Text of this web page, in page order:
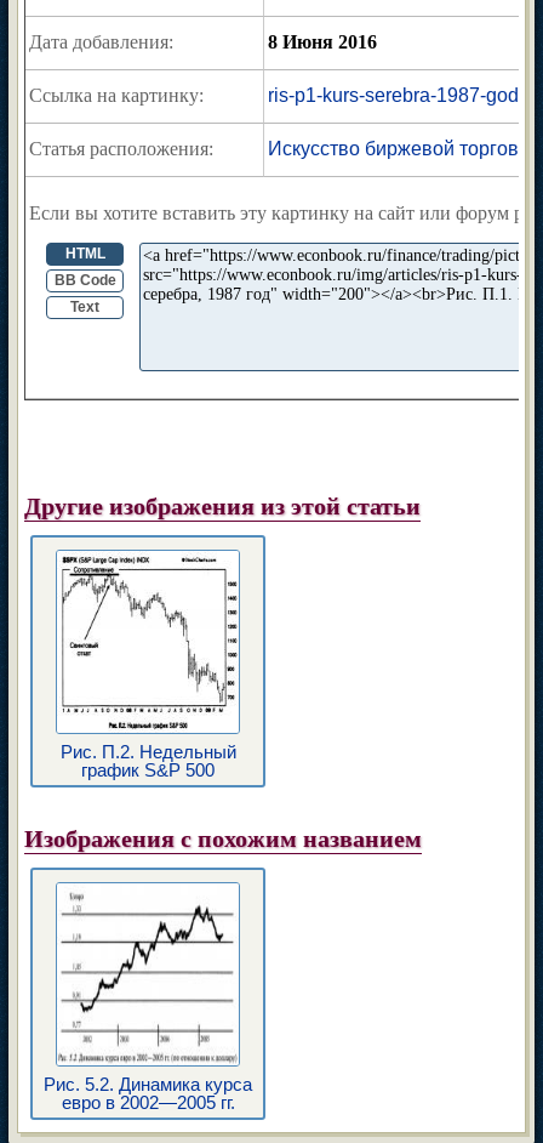
Дата добавления: 8 Июня 2016
Ссылка на картинку: ris-p1-kurs-serebra-1987-
Статья расположения: Искусство биржевой торговли
Если вы хотите вставить эту картинку на сайт или форум
HTML
BB Code
Text
Другие изображения из этой статьи
Рис. П.2. Недельный
график S&P 500
Изображения с похожим названием
Рис. 5.2. Динамика курса
евро в 2002—2005 гг.